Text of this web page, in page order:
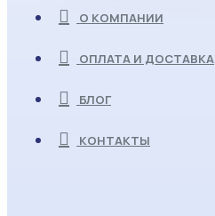
О КОМПАНИИ
ОПЛАТА И ДОСТАВКА
БЛОГ
КОНТАКТЫ